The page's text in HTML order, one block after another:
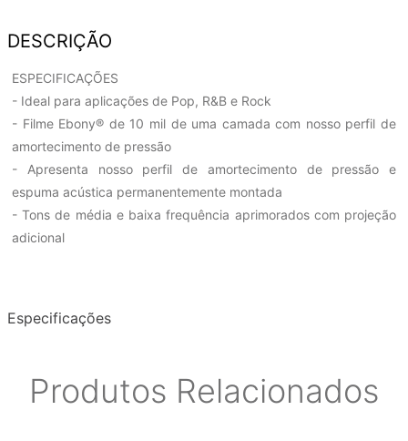
DESCRIÇÃO
ESPECIFICAÇÕES
- Ideal para aplicações de Pop, R&B e Rock
- Filme Ebony® de 10 mil de uma camada com nosso perfil de
amortecimento de pressão
- Apresenta nosso perfil de amortecimento de pressão e
espuma acústica permanentemente montada
- Tons de média e baixa frequência aprimorados com projeção
adicional
Especificações
Produtos Relacionados